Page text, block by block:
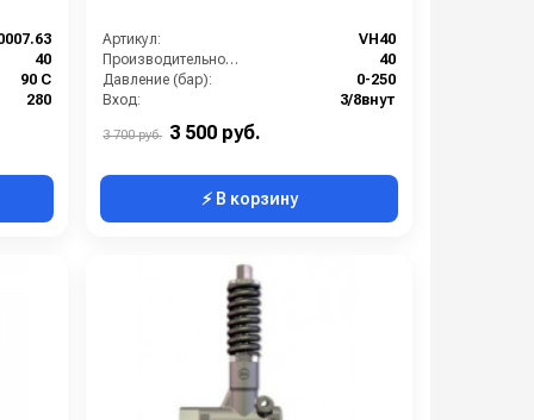
40
90 С
280
Артикул:
VH40
Производительность (л/мин):
40
Давление (бар):
0-250
Вход:
3/8внут
3 700 руб. 3 500 руб.
⚡ В корзину